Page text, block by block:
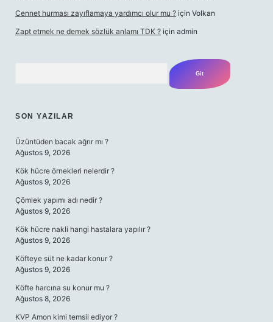
Cennet hurması zayıflamaya yardımcı olur mu ? için Volkan
Zapt etmek ne demek sözlük anlamı TDK ? için admin
SON YAZILAR
Üzüntüden bacak ağrır mı ?
Ağustos 9, 2026
Kök hücre örnekleri nelerdir ?
Ağustos 9, 2026
Çömlek yapımı adı nedir ?
Ağustos 9, 2026
Kök hücre nakli hangi hastalara yapılır ?
Ağustos 9, 2026
Köfteye süt ne kadar konur ?
Ağustos 9, 2026
Köfte harcına su konur mu ?
Ağustos 8, 2026
KVP Amon kimi temsil ediyor ?